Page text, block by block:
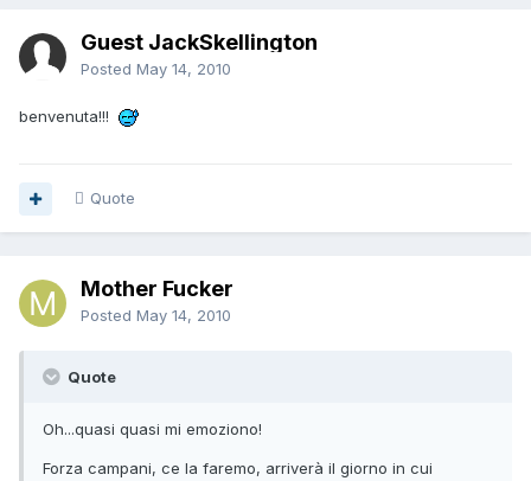
Guest JackSkellington
Posted May 14, 2010
benvenuta!!!
Quote
Mother Fucker
Posted May 14, 2010
Quote
Oh...quasi quasi mi emoziono!
Forza campani, ce la faremo, arriverà il giorno in cui